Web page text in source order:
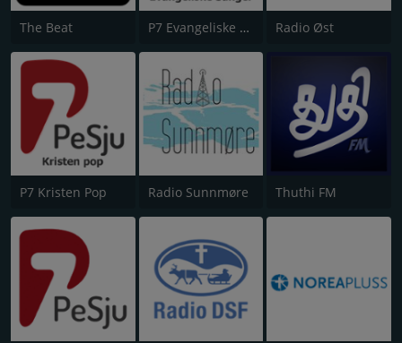
The Beat P7 Evangeliske Sanger Radio Øst
P7 Kristen Pop Radio Sunnmøre Thuthi FM